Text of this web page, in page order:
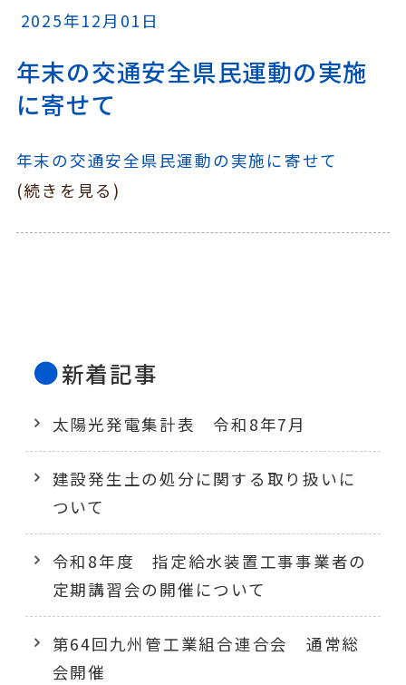
2025年12月01日
年末の交通安全県民運動の実施
に寄せて
年末の交通安全県民運動の実施に寄せて
(続きを見る)
新着記事
太陽光発電集計表 令和8年7月
建設発生土の処分に関する取り扱いに
ついて
令和8年度 指定給水装置工事事業者の
定期講習会の開催について
第64回九州管工業組合連合会 通常総
会開催